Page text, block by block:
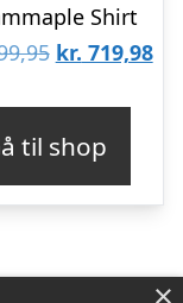
Shirt
Den
var:
kr. 1.799,95.
kr. 719,98
kr.
til shop